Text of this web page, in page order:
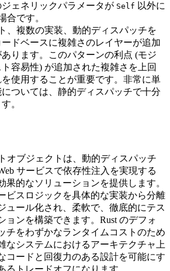
ェネリックパラメータが Self 以外に
合です。
、複数の実装、動的ディスパッチを
ドベースに複雑さのレイヤーが追加
ります。このパターンの利点 (モジ
容易性) が追加された複雑さを上回
使用することが重要です。非常に単
ついては、静的ディスパッチで十分
。
オブジェクトは、動的ディスパッチ
サービスで依存性注入を実現する
果的なソリューションを提供します。
ビスロジックを具体的な実装から分離
ュール化され、柔軟で、徹底的にテス
ョンを構築できます。Rust のデフォ
チをわずかなランタイムコストのため
なシステムにおけるアーキテクチャ上
コードと回復力のある設計を可能にす
るトレードオフになります。